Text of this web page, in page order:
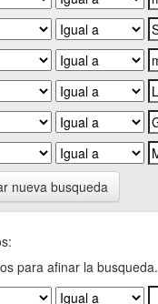
nueva busqueda
para afinar la busqueda.